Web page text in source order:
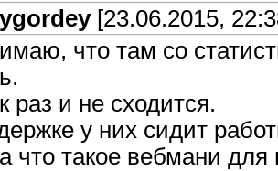
[23.06.2015,
что там со
раз и не сходится.
у них сидит
что такое вебмани